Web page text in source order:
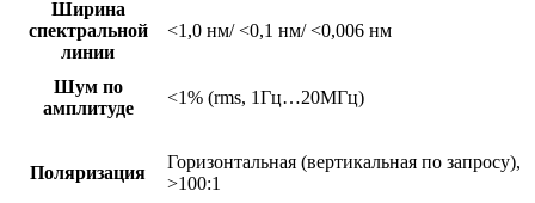
Ширина
спектральной
линии
<1,0 нм/ <0,1 нм/ <0,006 нм
Шум по
амплитуде
<1% (rms, 1Гц…20МГц)
Поляризация
Горизонтальная (вертикальная по запросу),
>100:1